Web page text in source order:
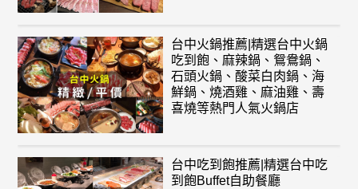
台中火鍋推薦|精選台中火鍋
吃到飽、麻辣鍋、鴛鴦鍋、
石頭火鍋、酸菜白肉鍋、海
鮮鍋、燒酒雞、麻油雞、壽
喜燒等熱門人氣火鍋店
台中吃到飽推薦|精選台中吃
到飽Buffet自助餐廳